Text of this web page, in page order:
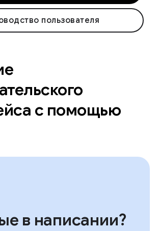
пользователя
с помощью
в написании?